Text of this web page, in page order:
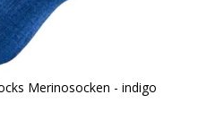
Merinosocken - indigo